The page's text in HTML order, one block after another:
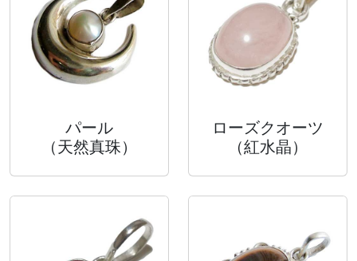
パール
（天然真珠）
ローズクオーツ
（紅水晶）